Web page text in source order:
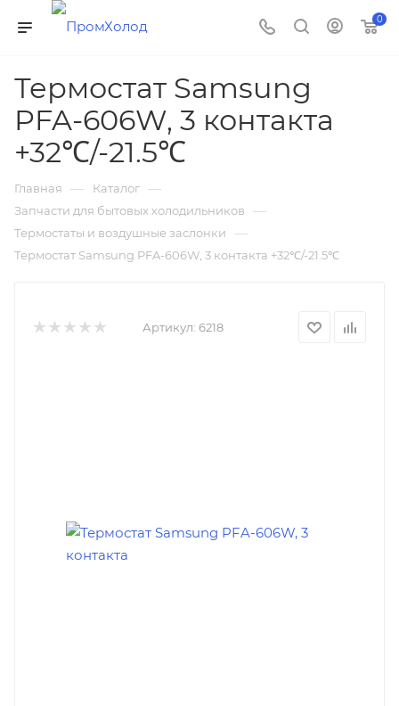
0
Термостат Samsung
PFA-606W, 3 контакта
+32℃/-21.5℃
Главная — Каталог —
Запчасти для бытовых холодильников —
Термостаты и воздушные заслонки —
Термостат Samsung PFA-606W, 3 контакта +32℃/-21.5℃
Артикул: 6218